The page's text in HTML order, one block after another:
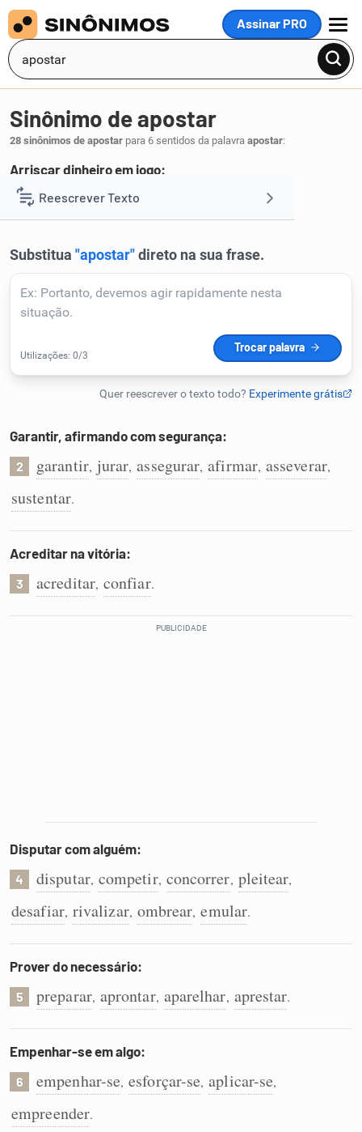
Assinar PRO
MENU
Reescrever Texto
Corrigir Texto
Humanizador de IA
Cata-letras
Conexões
Caça-palavras
Sinônimo de apostar
28 sinônimos de apostar para 6 sentidos da palavra apostar:
Arriscar dinheiro em jogo:
1 arriscar,jogar,parar
Garantir, afirmando com segurança:
2 garantir, jurar, assegurar, afirmar, asseverar,
sustentar.
Acreditar na vitória:
3 acreditar, confiar.
Disputar com alguém:
4 disputar, competir, concorrer, pleitear,
desafiar, rivalizar, ombrear, emular.
Prover do necessário:
5 preparar, aprontar, aparelhar, aprestar.
Empenhar-se em algo:
6 empenhar-se, esforçar-se, aplicar-se,
empreender.